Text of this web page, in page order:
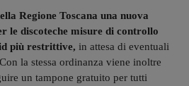
Regione Toscana una nuova
le discoteche misure di controllo
più restrittive, in attesa di eventuali
la stessa ordinanza viene inoltre
un tampone gratuito per tutti